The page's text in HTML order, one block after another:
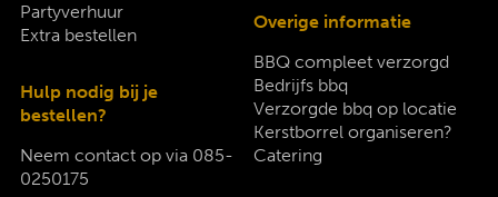
Partyverhuur
Extra bestellen
Hulp nodig bij je
bestellen?
Neem contact op via 085-
0250175
Overige informatie
BBQ compleet verzorgd
Bedrijfs bbq
Verzorgde bbq op locatie
Kerstborrel organiseren?
Catering